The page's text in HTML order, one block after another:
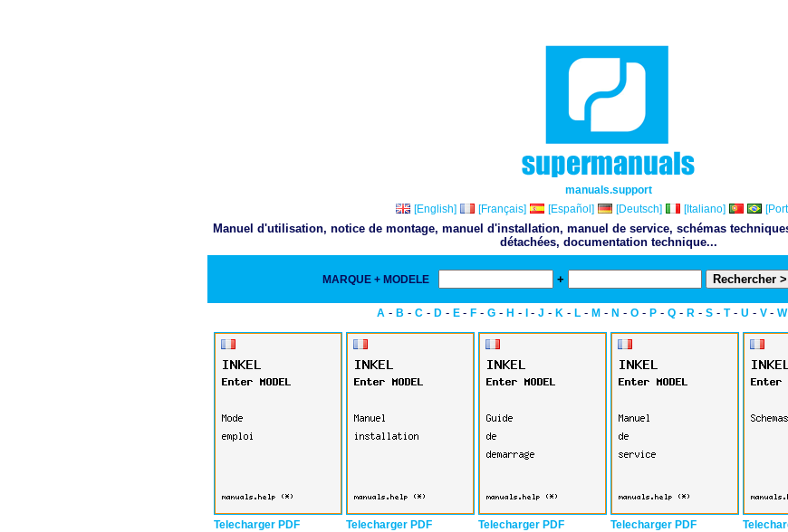
manuals.support
[English]
[Français] [Español] [Deutsch] [Italiano]
Manuel d'utilisation, notice de montage, manuel d'installation, manuel de service, schémas
détachées, documentation technique...
MARQUE + MODELE +
A - B - C - D - E - F - G - H - - J - K - L - M - N - O - P - Q - R - S - T- U - V - W
Telecharger PDF Telecharger PDF Telecharger PDF Telecharger PDF